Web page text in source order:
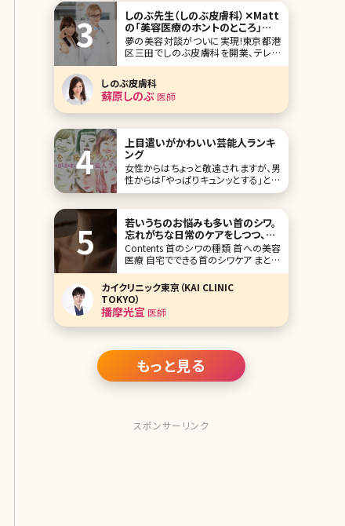
などでだいぶ雰囲気が変わりますが、
色白という点においては小細工出でき
る限度はしれていて、基本的なケアやも
ともと持っている肌質が大切です。 今
回は、欠点さえも
しのぶ先生（しのぶ皮膚科）✕Matt
の「美容医療のホントのところ」
Special対談!
夢の美容対談がついに実現!東京都港
区三田でしのぶ皮膚科を開業、テレビ
をはじめメディア出演多数の美人女
医・蘇原しのぶ先生と『踊る！さんま御
殿!!』『行列のできる法律の相談所』など
の出演で話題、モデル・アーティストの
Matt氏が美容について縦横無尽に語り
しのぶ皮膚科
蘇原しのぶ医師
上目遣いがかわいい芸能人ランキ
ング
女性からはちょっと敬遠されますが、男
性からは「やっぱりキュンッとする」と言
われているのが“上目遣い”です。です
魅力を持つ“上目遣い”が、特にかわい
いと感じてしまう女性芸能人をランキ
ング形式でご紹介していきます。 第1位
若いうちのお悩みも多い首のシワ。
忘れがちな日常のケアをしつつ、切
らない美容医療施術も取り入れて
Contents 首のシワの種類 首への美容
医療 自宅でできる首のシワケア まとめ
【監修医師からのワンポイント】首のシ
ワは加齢だけでなく姿勢や癖など日常
習慣の影響も大きい部位です。深くなる
前ほど改善しやすいため、まずは保湿
や紫外線対策を習慣づけましょう。美容
医療では、ダウンタ
カイクリニック東京（KAI CLINIC
TOKYO）
播摩光宣 医師
もっと見る
スポンサーリンク